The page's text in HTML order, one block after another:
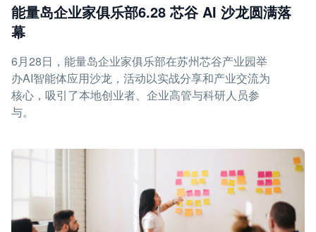
能量岛企业家俱乐部6.28 芯谷 AI 沙龙圆满落
幕
6月28日，能量岛企业家俱乐部在苏州芯谷产业园举
办AI智能体应用沙龙，活动以实战分享和产业交流为
核心，吸引了本地创业者、企业高管与科研人员参
与。